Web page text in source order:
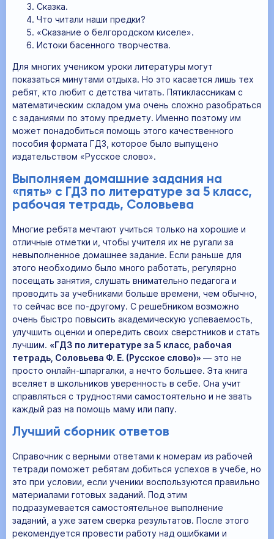
Сказка.
Что читали наши предки?
«Сказание о белгородском киселе».
Истоки басенного творчества.
Для многих учеником уроки литературы могут
показаться минутами отдыха. Но это касается лишь тех
ребят, кто любит с детства читать. Пятиклассникам с
математическим складом ума очень сложно разобраться
с заданиями по этому предмету. Именно поэтому им
может понадобиться помощь этого качественного
пособия формата ГДЗ, которое было выпущено
издательством «Русское слово».
Выполняем домашние задания на
«пять» с ГДЗ по литературе за 5 класс,
рабочая тетрадь, Соловьева
Многие ребята мечтают учиться только на хорошие и
отличные отметки и, чтобы учителя их не ругали за
невыполненное домашнее задание. Если раньше для
этого необходимо было много работать, регулярно
посещать занятия, слушать внимательно педагога и
проводить за учебниками больше времени, чем обычно,
то сейчас все по-другому. С решебником возможно
очень быстро повысить академическую успеваемость,
улучшить оценки и опередить своих сверстников и стать
лучшим. «ГДЗ по литературе за 5 класс, рабочая
тетрадь, Соловьева Ф. Е. (Русское слово)» — это не
просто онлайн-шпаргалки, а нечто большее. Эта книга
вселяет в школьников уверенность в себе. Она учит
справляться с трудностями самостоятельно и не звать
каждый раз на помощь маму или папу.
Лучший сборник ответов
Справочник с верными ответами к номерам из рабочей
тетради поможет ребятам добиться успехов в учебе, но
это при условии, если ученики воспользуются правильно
материалами готовых заданий. Под этим
подразумевается самостоятельное выполнение
заданий, а уже затем сверка результатов. После этого
рекомендуется провести работу над ошибками и